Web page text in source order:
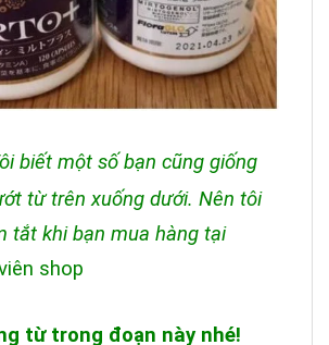
biết một số bạn cũng giống
từ trên xuống dưới. Nên tôi
tắt khi bạn mua hàng tại
shop
từ trong đoạn này nhé!